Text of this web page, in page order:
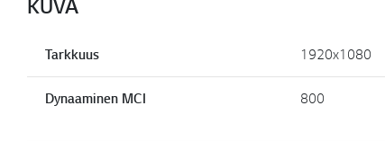
KUVA
Tarkkuus 1920x1080
Dynaaminen MCI 800